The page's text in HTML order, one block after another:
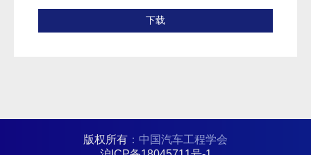
下载
版权所有 ：中国汽车工程学会